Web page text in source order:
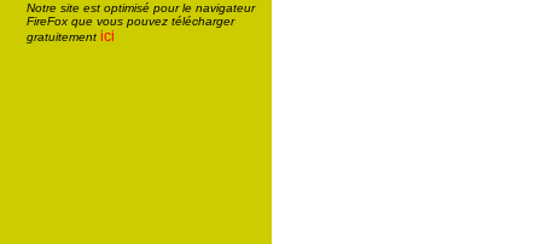
Notre site est optimisé pour le navigateur
FireFox que vous pouvez télécharger
gratuitement ici